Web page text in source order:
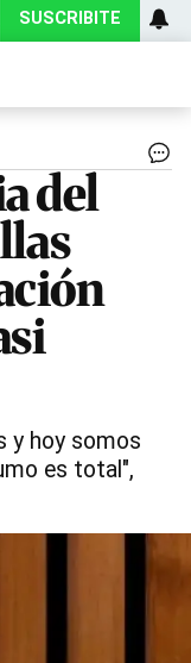
SUSCRIBITE
del
y hoy somos
es total",